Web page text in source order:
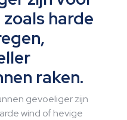
harde
raken.
gevoeliger zijn
wind of hevige